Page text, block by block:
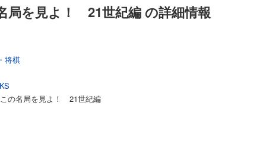
柔軟に玉形を考える
名人VS渡辺明竜王
四段VS羽生善治三冠
五段VS佐藤天彦名人
局を見よ！ 21世紀編 の詳細情報
将棋
の名局を見よ！ 21世紀編